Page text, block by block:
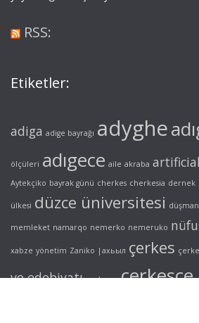
RSS:
Etiketler:
adiga adige bayrağı adyghe
ölçüleri adıgece aile akraba
Aytekçiko bayrak günü cherkes cherkesia dernek
ülkesi düzce üniversitesi düşman
memleket namarqo nemerko nemeruko
xabze yönetim Zaniko |ахьыл çerkes
ve edebiyatı çerkesya çerkesçe